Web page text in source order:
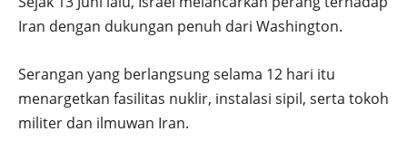
Iran dengan dukungan penuh dari Washington.
Serangan yang berlangsung selama 12 hari itu
menargetkan fasilitas nuklir, instalasi sipil, serta tokoh
militer dan ilmuwan Iran.